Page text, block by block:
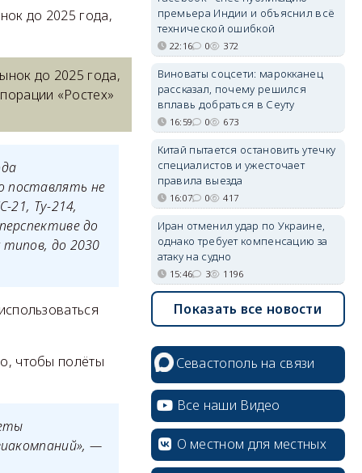
до 2025 года,
до 2025 года,
«Ростех»
поставлять не
21, Ту-214,
до
типов, до 2030
чтобы полёты
, —
премьера Индии и объяснил всё
технической ошибкой
22:16 0 372
Виноваты соцсети: марокканец
рассказал, почему решился
вплавь добраться в Сеуту
16:59 0 673
Китай пытается остановить утечку
специалистов и ужесточает
правила выезда
16:07 0 417
Иран отменил удар по Украине,
однако требует компенсацию за
атаку на судно
15:46 3 1196
Показать все новости
Севастополь на связи
Все наши Видео
О местном для местных